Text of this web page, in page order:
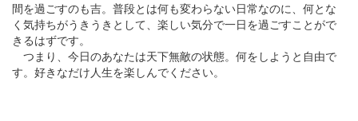
間を過ごすのも吉。普段とは何も変わらない日常なのに、何とな
く気持ちがうきうきとして、楽しい気分で一日を過ごすことがで
きるはずです。
つまり、今日のあなたは天下無敵の状態。何をしようと自由で
す。好きなだけ人生を楽しんでください。